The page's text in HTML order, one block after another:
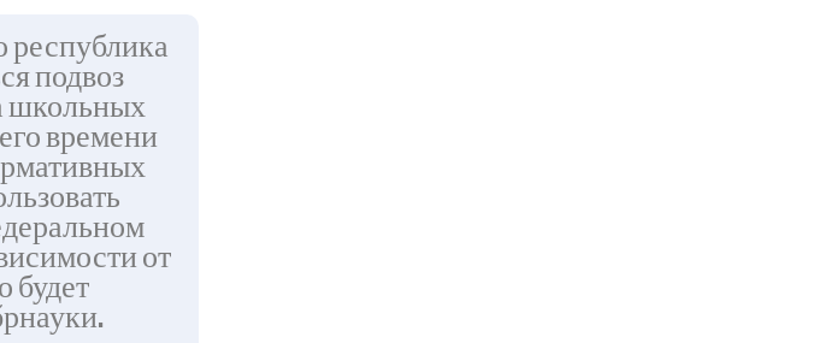
республика
подвоз
школьных
времени
от
будет